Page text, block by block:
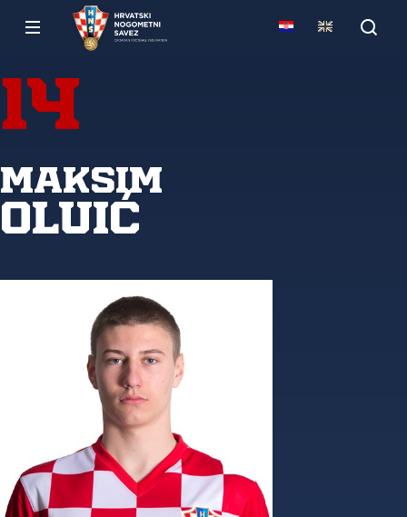
14
Maksim
Oluić